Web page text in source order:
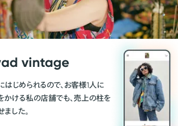
vintage
はじめられるので、お客様1人に
かける私の店舗でも、売上の柱を
ました。